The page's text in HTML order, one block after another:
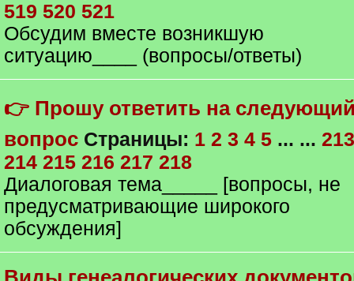
519 520 521
Обсудим вместе возникшую
ситуацию____ (вопросы/ответы)
👉 Прошу ответить на
вопрос Страницы: 1 2 3 4 5 ... ... 213
214 215 216 217 218
Диалоговая тема_____ [вопросы, не
предусматривающие широкого
обсуждения]